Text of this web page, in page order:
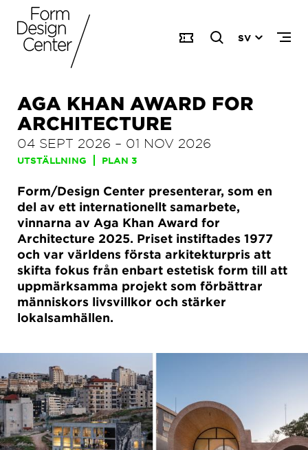
SV
AGA KHAN AWARD FOR
ARCHITECTURE
04 SEPT 2026 – 01 NOV 2026
UTSTÄLLNING PLAN 3
Form/Design Center presenterar, som en
del av ett internationellt samarbete,
vinnarna av Aga Khan Award for
Architecture 2025. Priset instiftades 1977
och var världens första arkitekturpris att
skifta fokus från enbart estetisk form till att
uppmärksamma projekt som förbättrar
människors livsvillkor och stärker
lokalsamhällen.